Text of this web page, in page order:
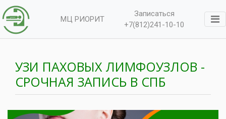
МЦ РИОРИТ
Записаться
+7(812)241-10-10
УЗИ ПАХОВЫХ ЛИМФОУЗЛОВ -
СРОЧНАЯ ЗАПИСЬ В СПБ